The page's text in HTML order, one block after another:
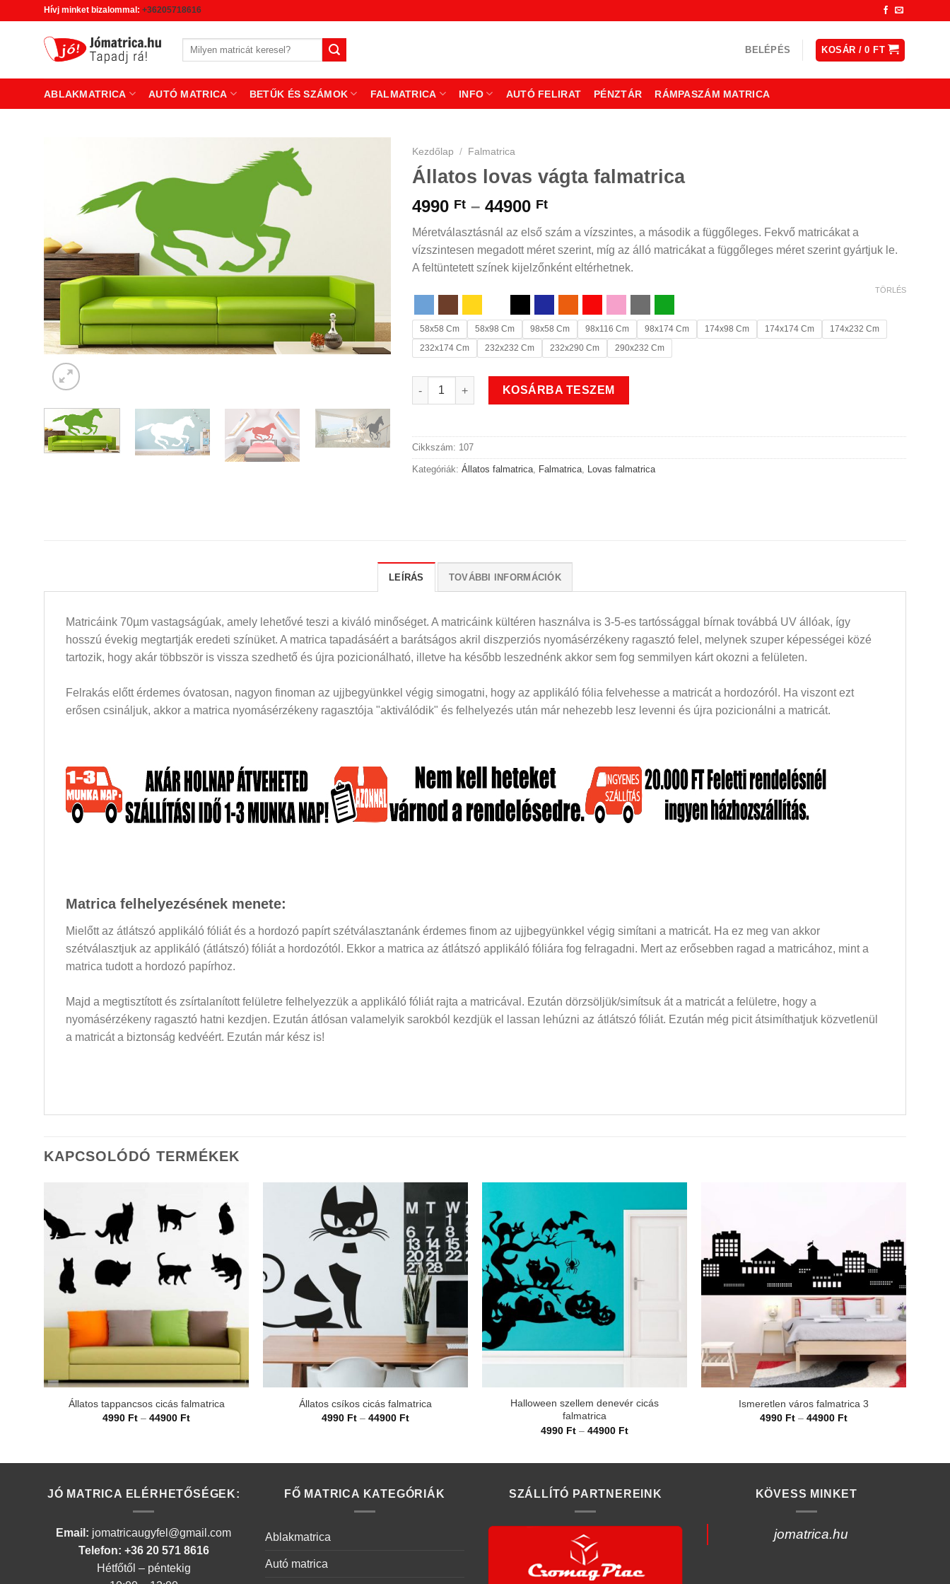
Hívj minket bizalommal: +36205718616
Keresés
BELÉPÉS KOSÁR /0FT
ABLAKMATRICA AUTÓ MATRICA BETŰK ÉS SZÁMOK FALMATRICA INFO AUTÓ FELIRAT PÉNZTÁR RÁMPASZÁM MATRICA
Kezdőlap / Falmatrica
Állatos lovas vágta falmatrica
4990 Ft – 44900 FtÁrtartomány:
4990 Ft
-
44900 Ft
Méretválasztásnál az első szám a vízszintes, a második a függőleges. Fekvő matricákat a
vízszintesen megadott méret szerint, míg az álló matricákat a függőleges méret szerint gyártjuk le.
A feltüntetett színek kijelzőnként eltérhetnek.
58x58 Cm 58x98 Cm 98x58 Cm 98x116 Cm 98x174 Cm 174x98 Cm 174x174 Cm
174x232 Cm
232x174 Cm
232x232 Cm 232x290 Cm 290x232 Cm
TÖRLÉS
Állatos lovas vágta falmatrica mennyiség
KOSÁRBA TESZEM
Cikkszám: 107
Kategóriák: Állatos falmatrica, Falmatrica, Lovas falmatrica
LEÍRÁS TOVÁBBI INFORMÁCIÓK
Matricáink 70µm vastagságúak, amely lehetővé teszi a kiváló minőséget. A matricáink kültéren használva is 3-5-es tartóssággal bírnak továbbá UV állóak, így
hosszú évekig megtartják eredeti színüket. A matrica tapadásáért a barátságos akril diszperziós nyomásérzékeny ragasztó felel, melynek szuper képességei közé
tartozik, hogy akár többször is vissza szedhető és újra pozicionálható, illetve ha később leszednénk akkor sem fog semmilyen kárt okozni a felületen.
Felrakás előtt érdemes óvatosan, nagyon finoman az ujjbegyünkkel végig simogatni, hogy az applikáló fólia felvehesse a matricát a hordozóról. Ha viszont ezt
erősen csináljuk, akkor a matrica nyomásérzékeny ragasztója "aktiválódik" és felhelyezés után már nehezebb lesz levenni és újra pozicionálni a matricát.
Matrica felhelyezésének menete:
Mielőtt az átlátszó applikáló fóliát és a hordozó papírt szétválasztanánk érdemes finom az ujjbegyünkkel végig simítani a matricát. Ha ez meg van akkor
szétválasztjuk az applikáló (átlátszó) fóliát a hordozótól. Ekkor a matrica az átlátszó applikáló fóliára fog felragadni. Mert az erősebben ragad a matricához, mint a
matrica tudott a hordozó papírhoz.
Majd a megtisztított és zsírtalanított felületre felhelyezzük a applikáló fóliát rajta a matricával. Ezután dörzsöljük/simítsuk át a matricát a felületre, hogy a
nyomásérzékeny ragasztó hatni kezdjen. Ezután átlósan valamelyik sarokból kezdjük el lassan lehúzni az átlátszó fóliát. Ezután még picit átsimíthatjuk közvetlenül
a matricát a biztonság kedvéért. Ezután már kész is!
KAPCSOLÓDÓ TERMÉKEK
Állatos tappancsos cicás falmatrica
4990 Ft – 44900 FtÁrtartomány:
Állatos csíkos cicás falmatrica
4990 Ft – 44900 FtÁrtartomány:
Halloween szellem denevér cicás
falmatrica
4990 Ft – 44900 FtÁrtartomány:
Ismeretlen város falmatrica 3
4990 Ft – 44900 FtÁrtartomány:
JÓ MATRICA ELÉRHETŐSÉGEK:
Email: jomatricaugyfel@gmail.com
Telefon: +36 20 571 8616
Hétfőtől – péntekig
FŐ MATRICA KATEGÓRIÁK
Ablakmatrica
Autó matrica
SZÁLLÍTÓ PARTNEREINK KÖVESS MINKET
jomatrica.hu